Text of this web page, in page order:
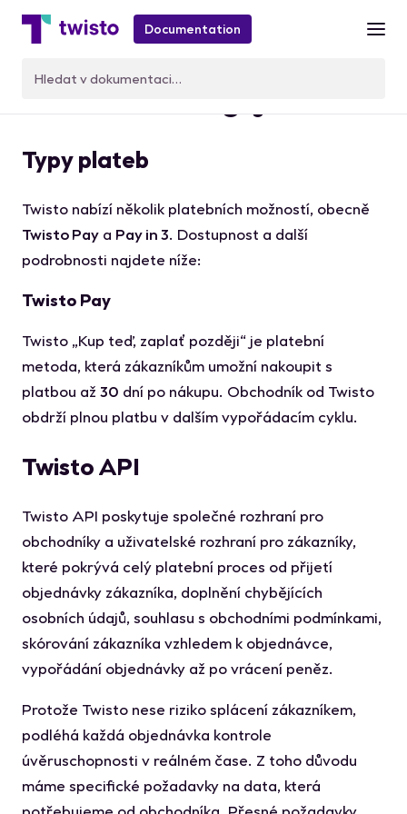
Documentation
Typy plateb
Twisto nabízí několik platebních možností, obecně
Twisto Pay a Pay in 3. Dostupnost a další
podrobnosti najdete níže:
Twisto Pay
Twisto „Kup teď, zaplať později“ je platební
metoda, která zákazníkům umožní nakoupit s
platbou až 30 dní po nákupu. Obchodník od Twisto
obdrží plnou platbu v dalším vypořádacím cyklu.
Twisto API
Twisto API poskytuje společné rozhraní pro
obchodníky a uživatelské rozhraní pro zákazníky,
které pokrývá celý platební proces od přijetí
objednávky zákazníka, doplnění chybějících
osobních údajů, souhlasu s obchodními podmínkami,
skórování zákazníka vzhledem k objednávce,
vypořádání objednávky až po vrácení peněz.
Protože Twisto nese riziko splácení zákazníkem,
podléhá každá objednávka kontrole
úvěruschopnosti v reálném čase. Z toho důvodu
máme specifické požadavky na data, která